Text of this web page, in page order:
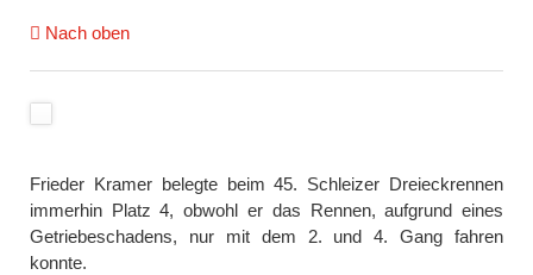
Nach oben
Frieder Kramer belegte beim 45. Schleizer Dreieckrennen
immerhin Platz 4, obwohl er das Rennen, aufgrund eines
Getriebeschadens, nur mit dem 2. und 4. Gang fahren
konnte.